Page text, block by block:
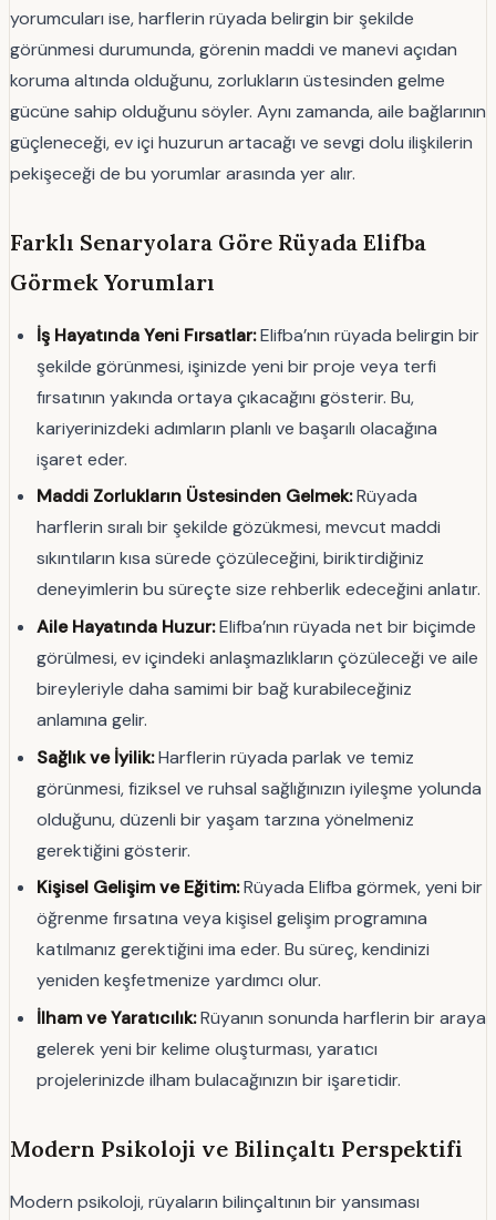
yorumcuları ise, harflerin rüyada belirgin bir şekilde
görünmesi durumunda, görenin maddi ve manevi açıdan
koruma altında olduğunu, zorlukların üstesinden gelme
gücüne sahip olduğunu söyler. Aynı zamanda, aile bağlarının
güçleneceği, ev içi huzurun artacağı ve sevgi dolu ilişkilerin
pekişeceği de bu yorumlar arasında yer alır.
Farklı Senaryolara Göre Rüyada Elifba
Görmek Yorumları
İş Hayatında Yeni Fırsatlar:Elifba’nın rüyada belirgin bir
şekilde görünmesi, işinizde yeni bir proje veya terfi
fırsatının yakında ortaya çıkacağını gösterir. Bu,
kariyerinizdeki adımların planlı ve başarılı olacağına
işaret eder.
Maddi Zorlukların Üstesinden Gelmek:Rüyada
harflerin sıralı bir şekilde gözükmesi, mevcut maddi
sıkıntıların kısa sürede çözüleceğini, biriktirdiğiniz
deneyimlerin bu süreçte size rehberlik edeceğini anlatır.
Aile Hayatında Huzur:Elifba’nın rüyada net bir biçimde
görülmesi, ev içindeki anlaşmazlıkların çözüleceği ve aile
bireyleriyle daha samimi bir bağ kurabileceğiniz
anlamına gelir.
Sağlık ve İyilik:Harflerin rüyada parlak ve temiz
görünmesi, fiziksel ve ruhsal sağlığınızın iyileşme yolunda
olduğunu, düzenli bir yaşam tarzına yönelmeniz
gerektiğini gösterir.
Kişisel Gelişim ve Eğitim:Rüyada Elifba görmek, yeni bir
öğrenme fırsatına veya kişisel gelişim programına
katılmanız gerektiğini ima eder. Bu süreç, kendinizi
yeniden keşfetmenize yardımcı olur.
İlham ve Yaratıcılık:Rüyanın sonunda harflerin bir araya
gelerek yeni bir kelime oluşturması, yaratıcı
projelerinizde ilham bulacağınızın bir işaretidir.
Modern Psikoloji ve Bilinçaltı Perspektifi
Modern psikoloji, rüyaların bilinçaltının bir yansıması